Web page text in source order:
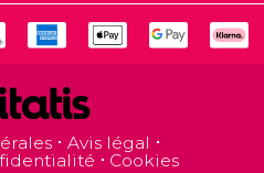
Avis légal
Cookies